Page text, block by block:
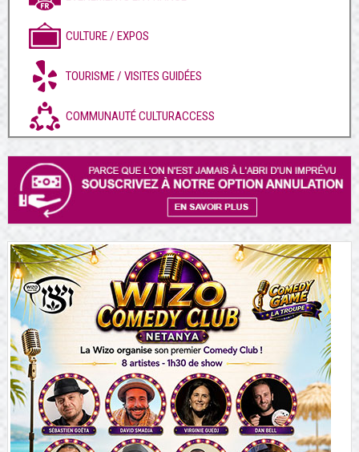
CULTURE / EXPOS
TOURISME / VISITES GUIDÉES
COMMUNAUTÉ CULTURACCESS